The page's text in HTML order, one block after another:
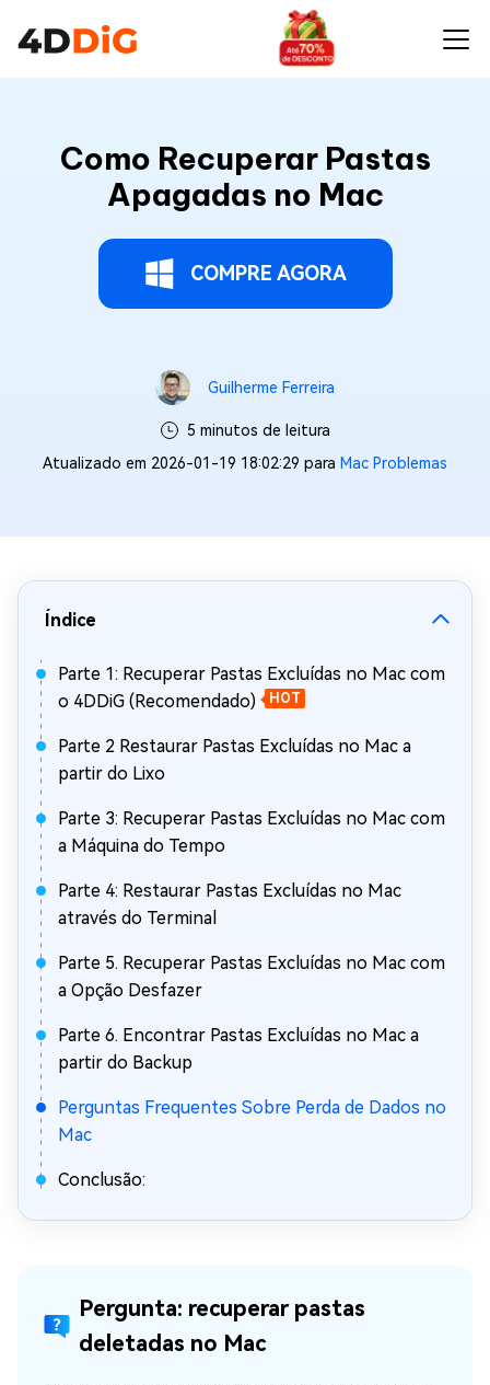
Como Recuperar Pastas
Apagadas no Mac
COMPRE AGORA
Guilherme Ferreira
5 minutos de leitura
Atualizado em 2026-01-19 18:02:29 para Mac Problemas
Índice
Parte 1: Recuperar Pastas Excluídas no Mac com
o 4DDiG (Recomendado)
HOT
Parte 2 Restaurar Pastas Excluídas no Mac a
partir do Lixo
Parte 3: Recuperar Pastas Excluídas no Mac com
a Máquina do Tempo
Parte 4: Restaurar Pastas Excluídas no Mac
através do Terminal
Parte 5. Recuperar Pastas Excluídas no Mac com
a Opção Desfazer
Parte 6. Encontrar Pastas Excluídas no Mac a
partir do Backup
Perguntas Frequentes Sobre Perda de Dados no
Mac
Conclusão:
Pergunta: recuperar pastas
deletadas no Mac